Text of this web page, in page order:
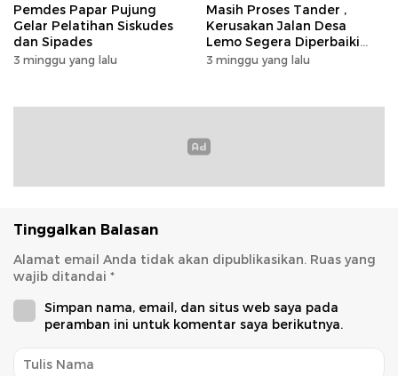
Pemdes Papar Pujung
Gelar Pelatihan Siskudes
dan Sipades
3 minggu yang lalu
Masih Proses Tander ,
Kerusakan Jalan Desa
Lemo Segera Diperbaiki
Tahun Ini
3 minggu yang lalu
Tinggalkan Balasan
Alamat email Anda tidak akan dipublikasikan. Ruas yang
wajib ditandai *
Simpan nama, email, dan situs web saya pada
peramban ini untuk komentar saya berikutnya.